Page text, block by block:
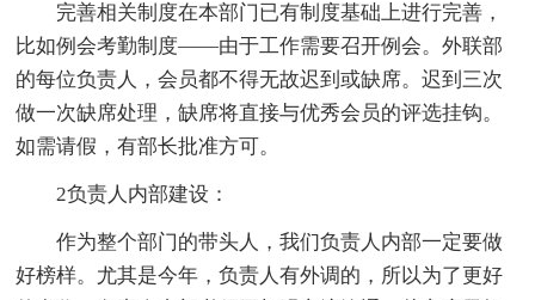
完善相关制度在本部门已有制度基础上进行完善，
比如例会考勤制度——由于工作需要召开例会。外联部
的每位负责人，会员都不得无故迟到或缺席。迟到三次
做一次缺席处理，缺席将直接与优秀会员的评选挂钩。
如需请假，有部长批准方可。
2负责人内部建设：
作为整个部门的带头人，我们负责人内部一定要做
好榜样。尤其是今年，负责人有外调的，所以为了更好